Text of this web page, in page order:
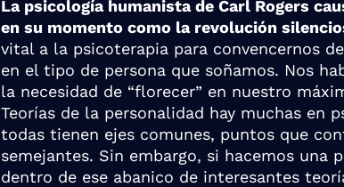
La psicología humanista de Carl Rogers
en su momento como la revolución
vital a la psicoterapia para convencernos
en el tipo de persona que soñamos. Nos
la necesidad de “florecer” en nuestro
Teorías de la personalidad hay muchas en
todas tienen ejes comunes, puntos que
semejantes. Sin embargo, si hacemos una
dentro de ese abanico de interesantes